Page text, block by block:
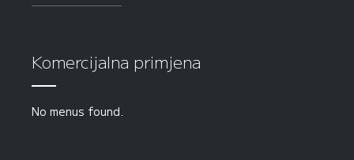
Komercijalna primjena
No menus found.